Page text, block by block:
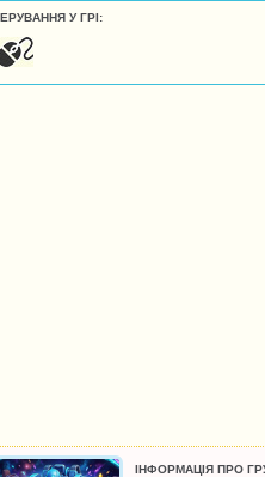
У ГРІ:
ІНФОРМАЦІЯ ПРО